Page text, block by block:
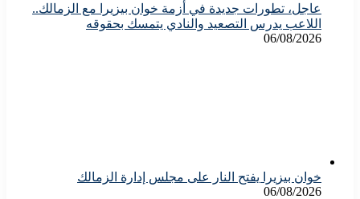
عاجل، تطورات جديدة في أزمة خوان بيزيرا مع الزمالك..
اللاعب يدرس التصعيد والنادي يتمسك بحقوقه
06/08/2026
خوان بيزيرا يفتح النار على مجلس إدارة الزمالك
06/08/2026